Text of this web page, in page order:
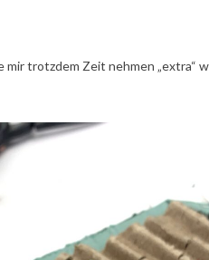
trotzdem Zeit nehmen „extra“